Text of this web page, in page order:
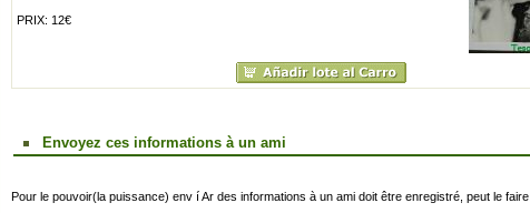
PRIX: 12€
Envoyez ces informations à un ami
Pour le pouvoir(la puissance) env í Ar des informations à un ami doit être enregistré, peut le faire